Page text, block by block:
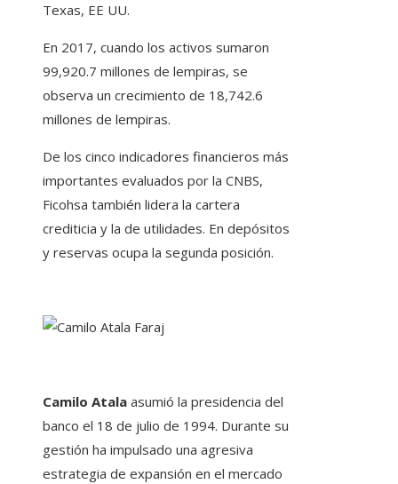
Texas, EE UU.
En 2017, cuando los activos sumaron
99,920.7 millones de lempiras, se
observa un crecimiento de 18,742.6
millones de lempiras.
De los cinco indicadores financieros más
importantes evaluados por la CNBS,
Ficohsa también lidera la cartera
crediticia y la de utilidades. En depósitos
y reservas ocupa la segunda posición.
Camilo Atala asumió la presidencia del
banco el 18 de julio de 1994. Durante su
gestión ha impulsado una agresiva
estrategia de expansión en el mercado